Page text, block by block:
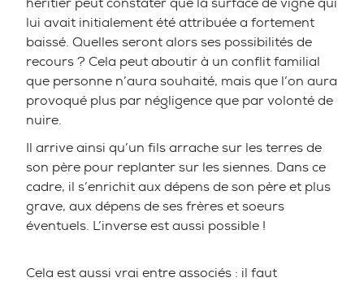
lui avait initialement été attribuée a fortement
baissé. Quelles seront alors ses possibilités de
recours ? Cela peut aboutir à un conflit familial
que personne n’aura souhaité, mais que l’on aura
provoqué plus par négligence que par volonté de
nuire.
Il arrive ainsi qu’un fils arrache sur les terres de
son père pour replanter sur les siennes. Dans ce
cadre, il s’enrichit aux dépens de son père et plus
grave, aux dépens de ses frères et soeurs
éventuels. L’inverse est aussi possible !
Cela est aussi vrai entre associés : il faut